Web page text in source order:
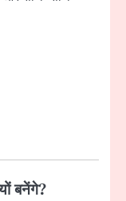
बनेंगे?